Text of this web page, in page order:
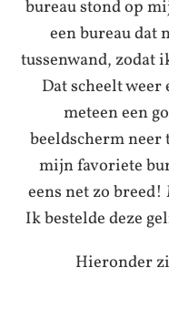
bureau stond op
een bureau dat
tussenwand, zodat
Dat scheelt
meteen een
beeldscherm neer
mijn favoriete
eens net zo
Ik bestelde deze
Hieronder